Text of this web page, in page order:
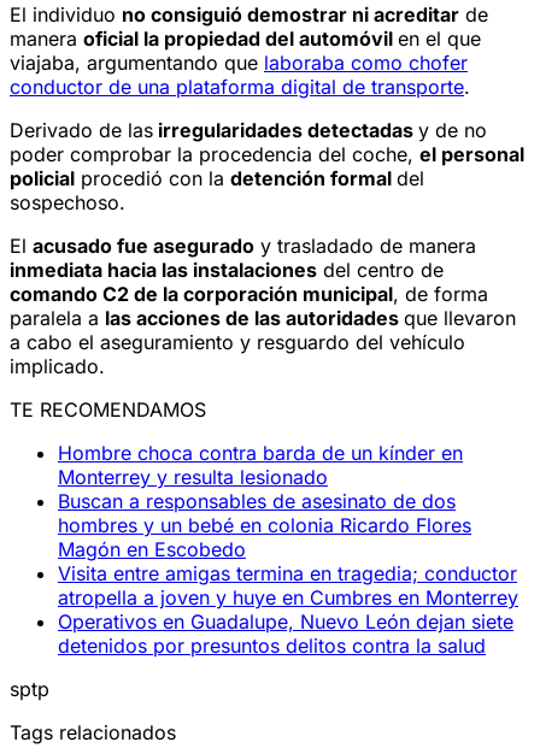
El individuo no consiguió demostrar ni acreditar de
manera oficial la propiedad del automóvil en el que
viajaba, argumentando que laboraba como chofer
conductor de una plataforma digital de transporte.
Derivado de las irregularidades detectadas y de no
poder comprobar la procedencia del coche, el personal
policial procedió con la detención formal del
sospechoso.
El acusado fue asegurado y trasladado de manera
inmediata hacia las instalaciones del centro de
comando C2 de la corporación municipal, de forma
paralela a las acciones de las autoridades que llevaron
a cabo el aseguramiento y resguardo del vehículo
implicado.
TE RECOMENDAMOS
Hombre choca contra barda de un kínder en
Monterrey y resulta lesionado
Buscan a responsables de asesinato de dos
hombres y un bebé en colonia Ricardo Flores
Magón en Escobedo
Visita entre amigas termina en tragedia; conductor
atropella a joven y huye en Cumbres en Monterrey
Operativos en Guadalupe, Nuevo León dejan siete
detenidos por presuntos delitos contra la salud
sptp
Tags relacionados